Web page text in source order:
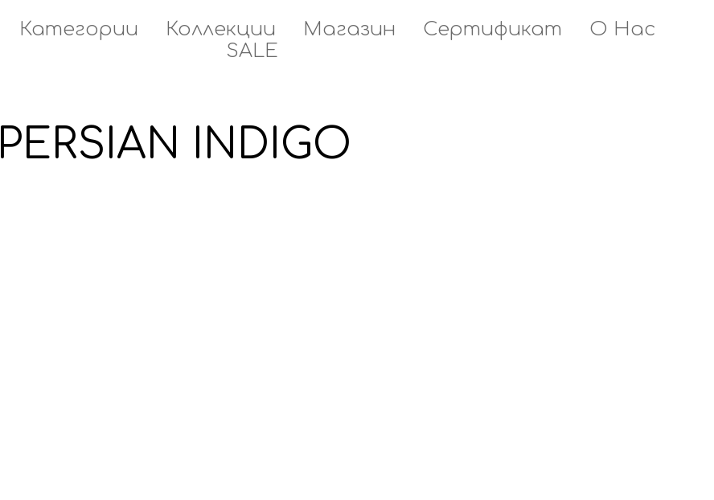
Категории Коллекции Магазин Сертификат
О Нас
SALE
PERSIAN INDIGO